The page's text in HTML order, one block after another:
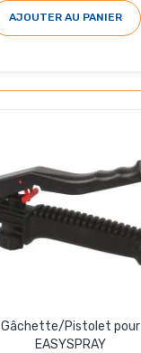
AJOUTER AU PANIER
Gâchette/Pistolet pour
EASYSPRAY